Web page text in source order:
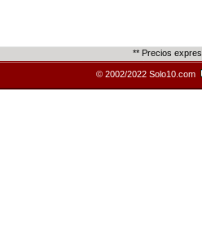
** Precios
© 2002/2022 Solo10.com